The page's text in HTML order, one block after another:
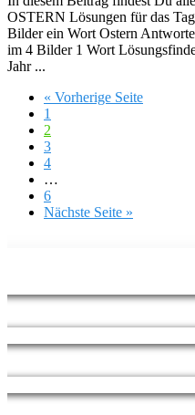
OSTERN Lösungen für das
Bilder ein Wort Ostern
im 4 Bilder 1 Wort
Jahr ...
« Vorherige Seite
1
2
3
4
…
6
Nächste Seite »